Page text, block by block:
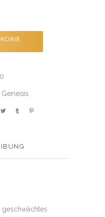
Genesis
geschwächtes